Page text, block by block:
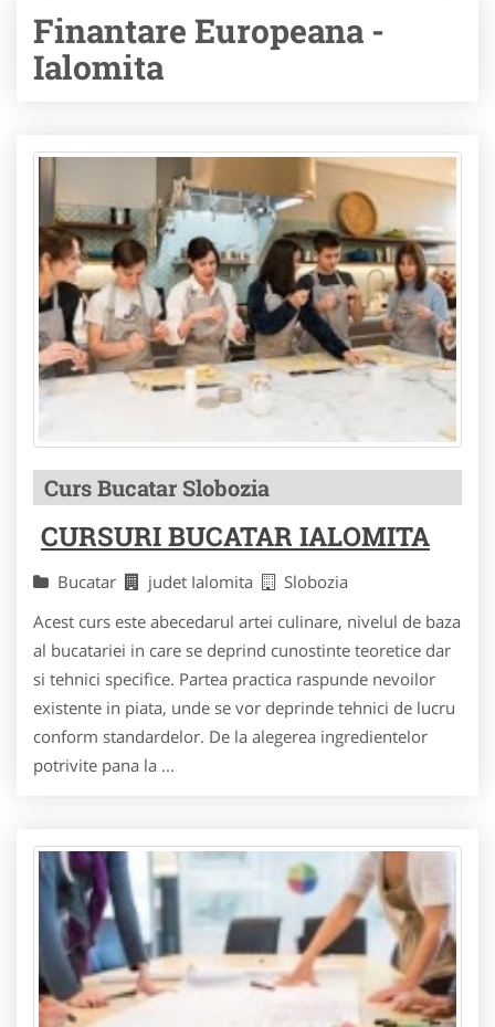
Finantare Europeana -
Ialomita
Curs Bucatar Slobozia
CURSURI BUCATAR IALOMITA
Bucatar judet Ialomita
Slobozia
Acest curs este abecedarul artei culinare, nivelul de baza
al bucatariei in care se deprind cunostinte teoretice dar
si tehnici specifice. Partea practica raspunde nevoilor
existente in piata, unde se vor deprinde tehnici de lucru
conform standardelor. De la alegerea ingredientelor
potrivite pana la ...